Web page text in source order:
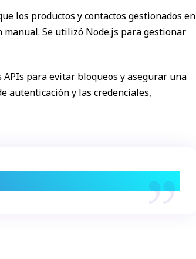
los productos y contactos gestionados en
Se utilizó Node.js para gestionar
APIs para evitar bloqueos y asegurar una
autenticación y las credenciales,